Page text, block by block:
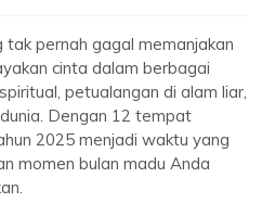
pernah gagal memanjakan
cinta dalam berbagai
petualangan di alam liar,
Dengan 12 tempat
2025 menjadi waktu yang
momen bulan madu Anda